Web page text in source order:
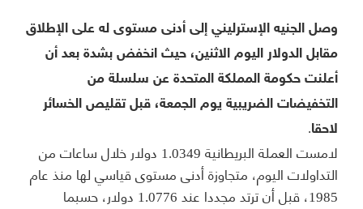
وصل الجنيه الإسترليني إلى أدنى مستوى له على الإطلاق
مقابل الدولار اليوم الاثنين، حيث انخفض بشدة بعد أن
أعلنت حكومة المملكة المتحدة عن سلسلة من
التخفيضات الضريبية يوم الجمعة، قبل تقليص الخسائر
لاحقا.
لامست العملة البريطانية 1.0349 دولار خلال ساعات من
التداولات اليوم، متجاوزة أدنى مستوى قياسي لها منذ عام
1985، قبل أن ترتد مجددا عند 1.0776 دولار، حسبما